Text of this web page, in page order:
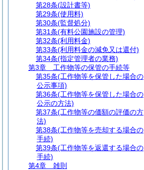
第28条(設計書等)
第29条(使用料)
第30条(監督処分)
第31条(有料公園施設の管理)
第32条(利用料金)
第33条(利用料金の減免又は還付)
第34条(指定管理者の業務)
第3章
工作物等の保管の手続等
第35条(工作物等を保管した場合の
公示事項)
第36条(工作物等を保管した場合の
公示の方法)
第37条(工作物等の価額の評価の方
法)
第38条(工作物等を売却する場合の
手続)
第39条(工作物等を返還する場合の
手続)
第4章
雑則